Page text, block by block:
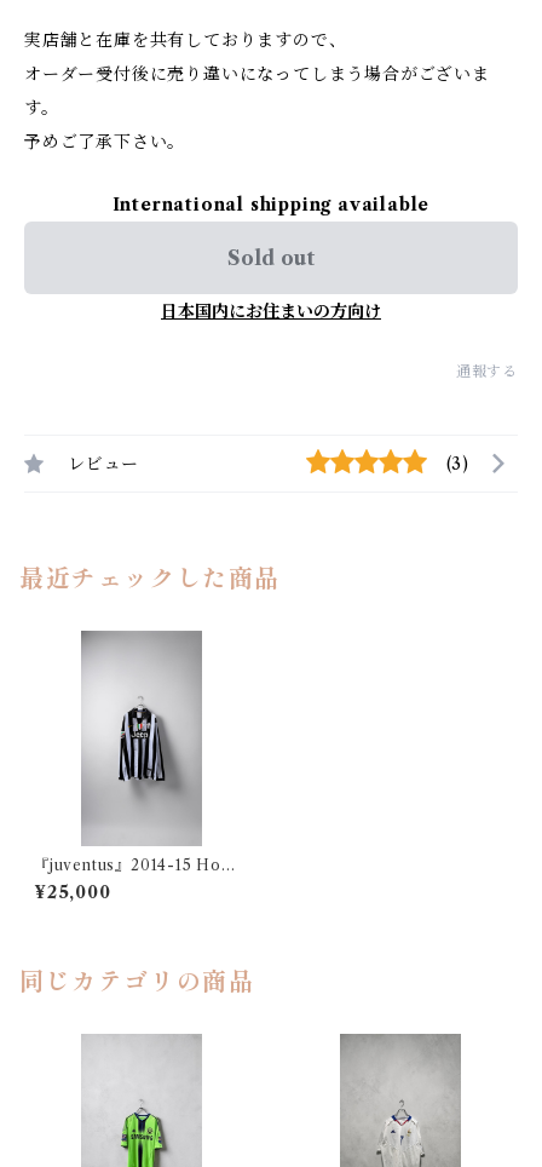
実店舗と在庫を共有しておりますので、
オーダー受付後に売り違いになってしまう場合がございま
す。
予めご了承下さい。
International shipping available
Sold out
日本国内にお住まいの方向け
通報する
レビュー (3)
最近チェックした商品
『juventus』2014-15 Home
TEVEZ
¥25,000
同じカテゴリの商品